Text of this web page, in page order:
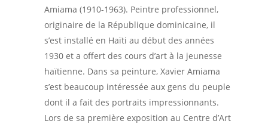
Amiama (1910-1963). Peintre professionnel,
originaire de la République dominicaine, il
s’est installé en Haïti au début des années
1930 et a offert des cours d’art à la jeunesse
haïtienne. Dans sa peinture, Xavier Amiama
s’est beaucoup intéressée aux gens du peuple
dont il a fait des portraits impressionnants.
Lors de sa première exposition au Centre d’Art